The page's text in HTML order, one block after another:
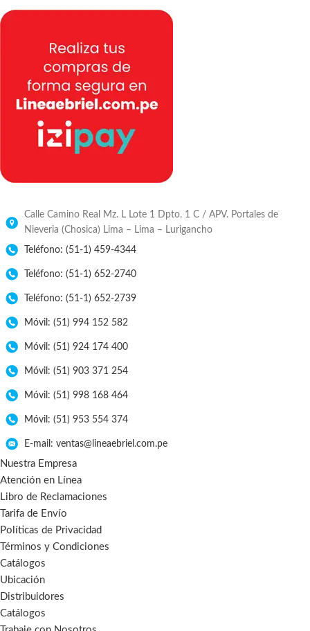
Calle Camino Real Mz. L Lote 1 Dpto. 1 C / APV. Portales de
Nieveria (Chosica) Lima – Lima – Lurigancho
Teléfono: (51-1) 459-4344
Teléfono: (51-1) 652-2740
Teléfono: (51-1) 652-2739
Móvil: (51) 994 152 582
Móvil: (51) 924 174 400
Móvil: (51) 903 371 254
Móvil: (51) 998 168 464
Móvil: (51) 953 554 374
E-mail: ventas@lineaebriel.com.pe
Nuestra Empresa
Atención en Línea
Libro de Reclamaciones
Tarifa de Envío
Políticas de Privacidad
Términos y Condiciones
Catálogos
Ubicación
Distribuidores
Catálogos